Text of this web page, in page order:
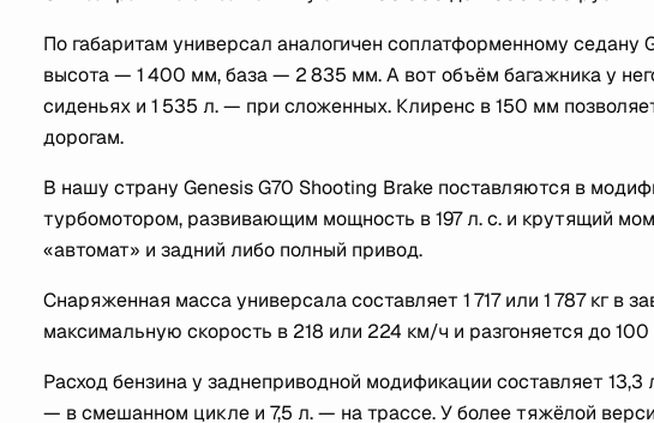
По габаритам универсал аналогичен соплатформенному
высота — 1 400 мм, база — 2 835 мм. А вот объём багажника у
сиденьях и 1 535 л. — при сложенных. Клиренс в 150 мм
дорогам.
В нашу страну Genesis G70 Shooting Brake поставляются в
турбомотором, развивающим мощность в 197 л. с. и крутящий
«автомат» и задний либо полный привод.
Снаряженная масса универсала составляет 1 717 или 1 787 кг в
максимальную скорость в 218 или 224 км/ч и разгоняется до
Расход бензина у заднеприводной модификации составляет
— в смешанном цикле и 7,5 л. — на трассе. У более тяжёлой